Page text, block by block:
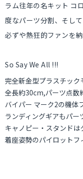
ラム往年の名キット コ
度なパーツ分割、そし
必ずや熱狂的ファンを
So Say We All !!!
完全新金型プラスチック
全長約30cm,パーツ点数
バイパー マーク2の機体
ランディングギアもパー
キャノピー・スタンドは
着座姿勢のパイロットフ